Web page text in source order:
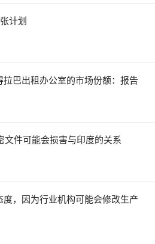
计划
巴出租办公室的市场份额：报告
文件可能会损害与印度的关系
，因为行业机构可能会修改生产